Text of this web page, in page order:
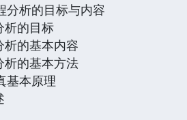
分析的目标与内容
析的目标
析的基本内容
析的基本方法
基本原理